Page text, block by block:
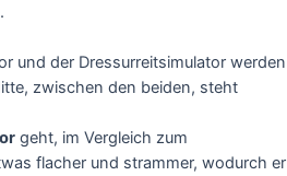
geht, im Vergleich zum
flacher und strammer, wodurch er